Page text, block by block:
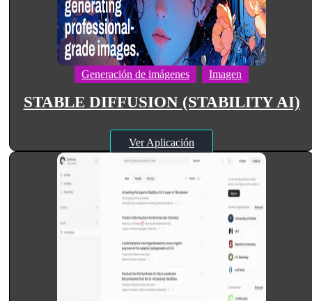
Generación de imágenes Imagen
STABLE DIFFUSION (STABILITY AI)
Ver Aplicación